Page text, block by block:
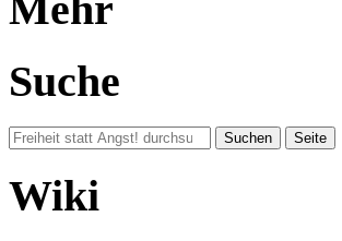
Suche
Wiki